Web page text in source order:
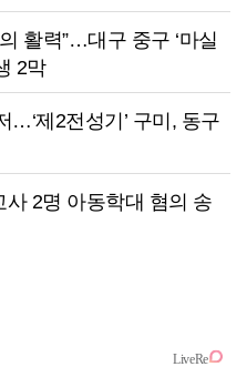
활력”…대구 중구 ‘마실
2막
…‘제2전성기’ 구미, 동구
2명 아동학대 혐의 송